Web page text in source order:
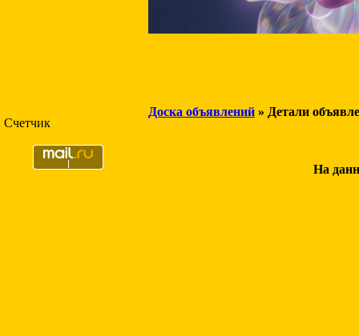
Счетчик
Доска объявлений » Детали
На